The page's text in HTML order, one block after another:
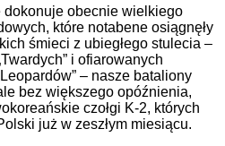
obecnie wielkiego
które notabene osiągnęły
śmieci z ubiegłego stulecia –
i ofiarowanych
– nasze bataliony
bez większego opóźnienia,
czołgi K-2, których
już w zeszłym miesiącu.